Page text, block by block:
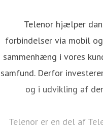
Telenor hjælper
forbindelser via mobil
sammenhæng i vores
samfund. Derfor
og i udvikling af
Telenor er en del af